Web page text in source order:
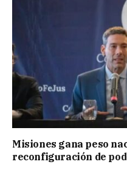
Misiones gana peso
reconfiguración de